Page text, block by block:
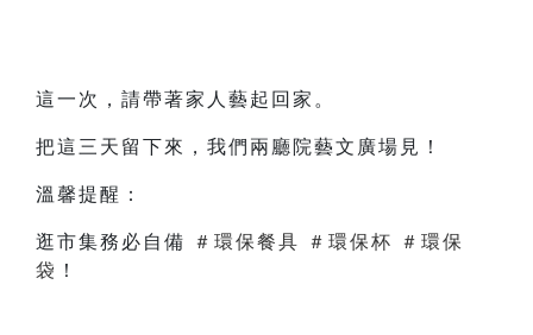
這一次，請帶著家人藝起回家。
把這三天留下來，我們兩廳院藝文廣場見！
溫馨提醒：
逛市集務必自備 ＃環保餐具 ＃環保杯
＃環保
袋 ！